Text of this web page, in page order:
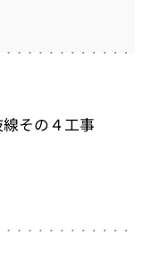
その４工事